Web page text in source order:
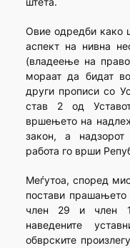
Овие одредби како
аспект на нивна
(владеење на
мораат да бидат
други прописи со
став 2 од
вршењето на
закон, а надзорот
работа го врши
Меѓутоа, според
постави прашањето
член 29 и член
наведените
обврските